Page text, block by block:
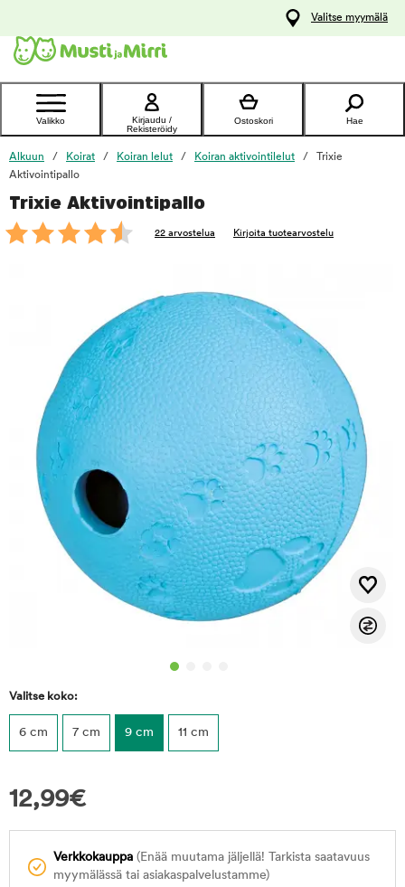
Ota yhteyttä
asiakaspalveluun
Valitse myymälä
Valikko
Kirjaudu /
Rekisteröidy
Ostoskori Hae
Alkuun Koirat Koiran lelut Koiran aktivointilelut
Trixie
Aktivointipallo
Trixie Aktivointipallo
22 arvostelua Kirjoita tuotearvostelu
Valitse koko:
6 cm 7 cm 9 cm 11 cm
12,99€
Verkkokauppa (Enää muutama jäljellä! Tarkista saatavuus
myymälässä tai asiakaspalvelustamme)
foo